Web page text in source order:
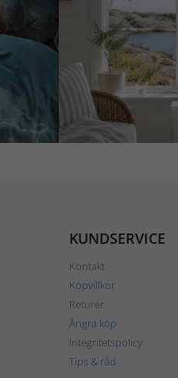
KUNDSERVICE
Kontakt
Köpvillkor
Returer
Ångra köp
Integritetspolicy
Tips & råd